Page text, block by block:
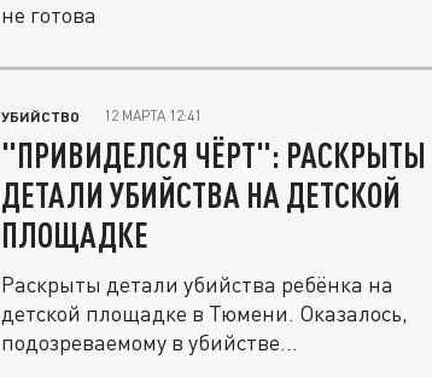
не готова
УБИЙСТВО 12 МАРТА 12:41
"ПРИВИДЕЛСЯ ЧЁРТ": РАСКРЫТЫ
ДЕТАЛИ УБИЙСТВА НА ДЕТСКОЙ
ПЛОЩАДКЕ
Раскрыты детали убийства ребёнка на
детской площадке в Тюмени. Оказалось,
подозреваемому в убийстве...